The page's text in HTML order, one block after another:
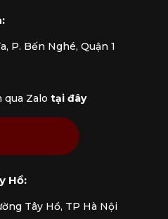
P. Bến Nghé, Quận 1
qua Zalo tại đây
Hồ:
Tây Hồ, TP Hà Nội